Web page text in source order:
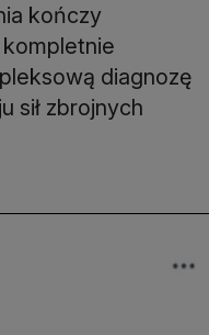
kończy
diagnozę
sił zbrojnych